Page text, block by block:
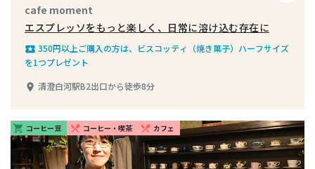
cafe moment
エスプレッソをもっと楽しく、日常に溶け込む存在に
local_play 350円以上ご購入の方は、ビスコッティ（焼き菓子）ハーフサイズ
を1つプレゼント
place 清澄白河駅B2出口から徒歩8分
shopping_cart コーヒー豆 restaurant_menu コーヒー・喫茶 restaurant_menu カフェ